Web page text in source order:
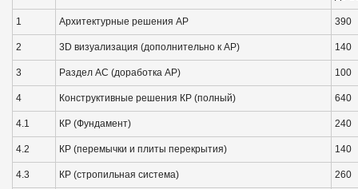
1 Архитектурные решения АР 390
2 3D визуализация (дополнительно к АР) 140
3 Раздел АС (доработка АР) 100
4 Конструктивные решения КР (полный) 640
4.1 КР (Фундамент) 240
4.2 КР (перемычки и плиты перекрытия) 140
4.3 КР (стропильная система) 260